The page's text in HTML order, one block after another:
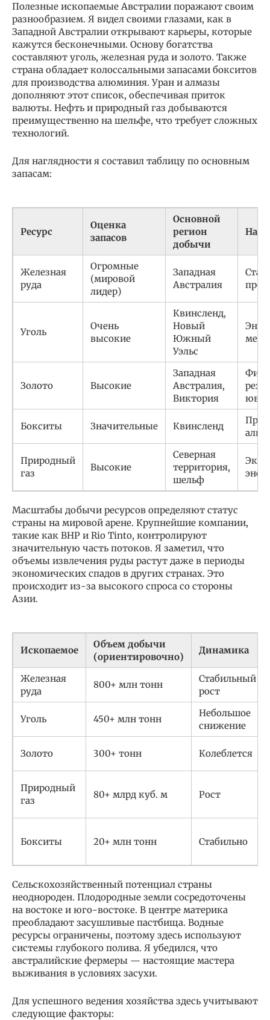
Полезные ископаемые Австралии поражают своим
разнообразием. Я видел своими глазами, как в
Западной Австралии открывают карьеры, которые
кажутся бесконечными. Основу богатства
составляют уголь, железная руда и золото. Также
страна обладает колоссальными запасами бокситов
для производства алюминия. Уран и алмазы
дополняют этот список, обеспечивая приток
валюты. Нефть и природный газ добываются
преимущественно на шельфе, что требует сложных
технологий.
Для наглядности я составил таблицу по основным
запасам:
Ресурс
Оценка
запасов
Основной
регион
добычи
Железная
руда
Огромные
(мировой
лидер)
Западная
Австралия
Уголь
Очень
высокие
Квинсленд,
Новый
Южный
Уэльс
Золото Высокие
Западная
Австралия,
Виктория
Бокситы Значительные Квинсленд
Природный
газ
Высокие
Северная
территория,
шельф
Масштабы добычи ресурсов определяют статус
страны на мировой арене. Крупнейшие компании,
такие как BHP и Rio Tinto, контролируют
значительную часть потоков. Я заметил, что
объемы извлечения руды растут даже в периоды
экономических спадов в других странах. Это
происходит из-за высокого спроса со стороны
Азии.
Ископаемое
Объем добычи
(ориентировочно)
Динамика
Железная
руда
800+ млн тонн
Стабильный
рост
Уголь 450+ млн тонн
Небольшое
снижение
Золото 300+ тонн Колеблется
Природный
газ
80+ млрд куб. м Рост
Бокситы 20+ млн тонн Стабильно
Сельскохозяйственный потенциал страны
неоднороден. Плодородные земли сосредоточены
на востоке и юго-востоке. В центре материка
преобладают засушливые пастбища. Водные
ресурсы ограничены, поэтому здесь используют
системы глубокого полива. Я убедился, что
австралийские фермеры — настоящие мастера
выживания в условиях засухи.
Для успешного ведения хозяйства здесь учитывают
следующие факторы: